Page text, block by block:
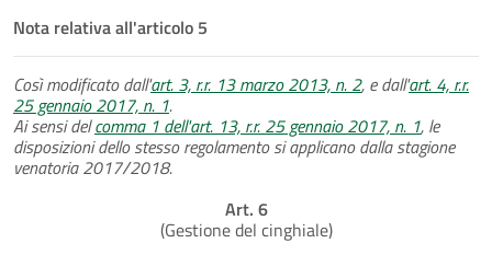
Nota relativa all'articolo 5
Così modificato dall'art. 3, r.r. 13 marzo 2013, n. 2, e dall'art. 4, r.r.
25 gennaio 2017, n. 1.
Ai sensi delcomma 1 dell'art. 13, r.r. 25 gennaio 2017, n. 1, le
disposizioni dello stesso regolamento si applicano dalla stagione
venatoria 2017/2018.
Art. 6
(Gestione del cinghiale)